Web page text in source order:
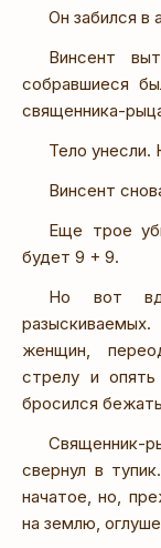
Он забился в
Винсент
собравшиеся
священника-
Тело унесли.
Винсент
Еще трое
будет 9 + 9.
Но вот
женщин,
стрелу и
бросился
Священник-
свернул в
начатое, но,
на землю,